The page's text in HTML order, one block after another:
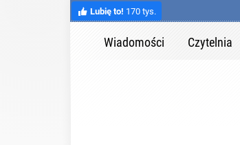
Lubię to! 170 tys.
Wiadomości Czytelnia